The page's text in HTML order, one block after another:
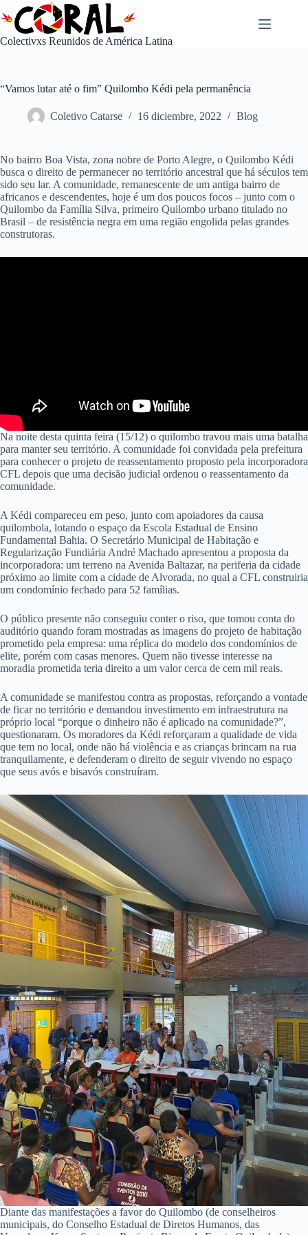
Saltar
al
contenido
Colectivxs Reunidos de América Latina
“Vamos lutar até o fim” Quilombo Kédi pela permanência
Coletivo Catarse 16 diciembre, 2022 Blog
No bairro Boa Vista, zona nobre de Porto Alegre, o Quilombo Kédi
busca o direito de permanecer no território ancestral que há séculos tem
sido seu lar. A comunidade, remanescente de um antiga bairro de
africanos e descendentes, hoje é um dos poucos focos – junto com o
Quilombo da Família Silva, primeiro Quilombo urbano titulado no
Brasil – de resistência negra em uma região engolida pelas grandes
construtoras.
Na noite desta quinta feira (15/12) o quilombo travou mais uma batalha
para manter seu território. A comunidade foi convidada pela prefeitura
para conhecer o projeto de reassentamento proposto pela incorporadora
CFL depois que uma decisão judicial ordenou o reassentamento da
comunidade.
A Kédi compareceu em peso, junto com apoiadores da causa
quilombola, lotando o espaço da Escola Estadual de Ensino
Fundamental Bahia. O Secretário Municipal de Habitação e
Regularização Fundiária André Machado apresentou a proposta da
incorporadora: um terreno na Avenida Baltazar, na periferia da cidade
próximo ao limite com a cidade de Alvorada, no qual a CFL construiria
um condomínio fechado para 52 famílias.
O público presente não conseguiu conter o riso, que tomou conta do
auditório quando foram mostradas as imagens do projeto de habitação
prometido pela empresa: uma réplica do modelo dos condomínios de
elite, porém com casas menores. Quem não tivesse interesse na
moradia prometida teria direito a um valor cerca de cem mil reais.
A comunidade se manifestou contra as propostas, reforçando a vontade
de ficar no território e demandou investimento em infraestrutura na
próprio local “porque o dinheiro não é aplicado na comunidade?”,
questionaram. Os moradores da Kédi reforçaram a qualidade de vida
que tem no local, onde não há violência e as crianças brincam na rua
tranquilamente, e defenderam o direito de seguir vivendo no espaço
que seus avós e bisavós construíram.
Diante das manifestações a favor do Quilombo (de conselheiros
municipais, do Conselho Estadual de Diretos Humanos, das